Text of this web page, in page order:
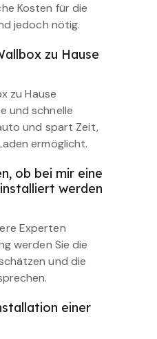
Kosten für die
jedoch nötig.
zu Hause
zu Hause
und schnelle
und spart Zeit,
ermöglicht.
ob bei mir eine
werden
Experten
werden Sie die
und die
einer